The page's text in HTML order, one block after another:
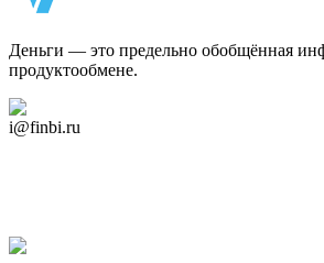
Деньги — это предельно обобщённая
продуктообмене.
i@finbi.ru